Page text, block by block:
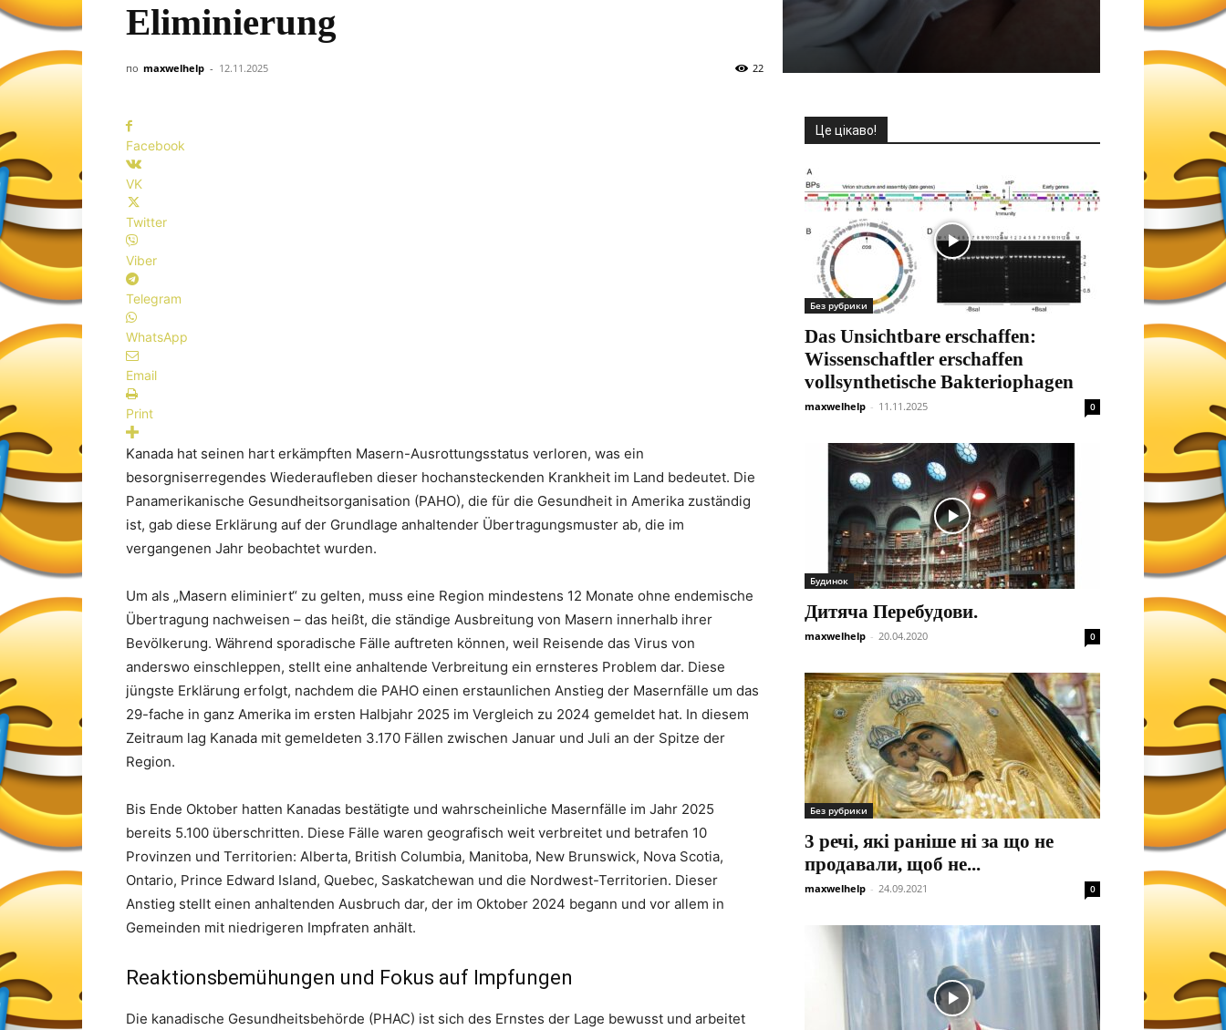
Eliminierung
по maxwelhelp - 12.11.2025 22
Facebook
VK
Twitter
Viber
Telegram
WhatsApp
Email
Print
Kanada hat seinen hart erkämpften Masern-Ausrottungsstatus verloren, was ein
besorgniserregendes Wiederaufleben dieser hochansteckenden Krankheit im Land bedeutet. Die
Panamerikanische Gesundheitsorganisation (PAHO), die für die Gesundheit in Amerika zuständig
ist, gab diese Erklärung auf der Grundlage anhaltender Übertragungsmuster ab, die im
vergangenen Jahr beobachtet wurden.
Um als „Masern eliminiert“ zu gelten, muss eine Region mindestens 12 Monate ohne endemische
Übertragung nachweisen – das heißt, die ständige Ausbreitung von Masern innerhalb ihrer
Bevölkerung. Während sporadische Fälle auftreten können, weil Reisende das Virus von
anderswo einschleppen, stellt eine anhaltende Verbreitung ein ernsteres Problem dar. Diese
jüngste Erklärung erfolgt, nachdem die PAHO einen erstaunlichen Anstieg der Masernfälle um das
29-fache in ganz Amerika im ersten Halbjahr 2025 im Vergleich zu 2024 gemeldet hat. In diesem
Zeitraum lag Kanada mit gemeldeten 3.170 Fällen zwischen Januar und Juli an der Spitze der
Region.
Bis Ende Oktober hatten Kanadas bestätigte und wahrscheinliche Masernfälle im Jahr 2025
bereits 5.100 überschritten. Diese Fälle waren geografisch weit verbreitet und betrafen 10
Provinzen und Territorien: Alberta, British Columbia, Manitoba, New Brunswick, Nova Scotia,
Ontario, Prince Edward Island, Quebec, Saskatchewan und die Nordwest-Territorien. Dieser
Anstieg stellt einen anhaltenden Ausbruch dar, der im Oktober 2024 begann und vor allem in
Gemeinden mit niedrigeren Impfraten anhält.
Reaktionsbemühungen und Fokus auf Impfungen
Die kanadische Gesundheitsbehörde (PHAC) ist sich des Ernstes der Lage bewusst und arbeitet
Це цікаво!
Без рубрики
Das Unsichtbare erschaffen:
Wissenschaftler erschaffen
vollsynthetische Bakteriophagen
maxwelhelp - 11.11.2025 0
Будинок
Дитяча Перебудови.
maxwelhelp - 20.04.2020 0
Без рубрики
3 речі, які раніше ні за що не
продавали, щоб не...
maxwelhelp - 24.09.2021 0